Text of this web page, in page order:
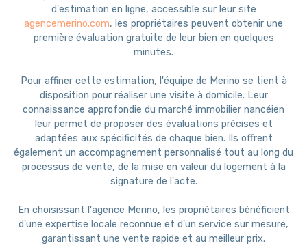
d'estimation en ligne, accessible sur leur site
agencemerino.com, les propriétaires peuvent obtenir une
première évaluation gratuite de leur bien en quelques
minutes.
Pour affiner cette estimation, l'équipe de Merino se tient à
disposition pour réaliser une visite à domicile. Leur
connaissance approfondie du marché immobilier nancéien
leur permet de proposer des évaluations précises et
adaptées aux spécificités de chaque bien. Ils offrent
également un accompagnement personnalisé tout au long du
processus de vente, de la mise en valeur du logement à la
signature de l'acte.
En choisissant l'agence Merino, les propriétaires bénéficient
d'une expertise locale reconnue et d'un service sur mesure,
garantissant une vente rapide et au meilleur prix.